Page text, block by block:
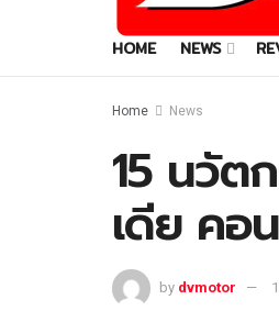
HOME NEWS
Home News
15 นวัต
เดีย คอ
by dvmotor